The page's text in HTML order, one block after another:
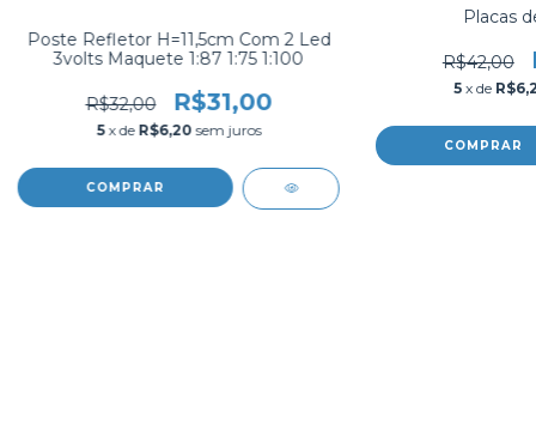
Poste Refletor H=11,5cm Com 2 Led
3volts Maquete 1:87 1:75 1:100
R$32,00 R$31,00
5 x de R$6,20 sem juros
COMPRAR
Placas
R$42,00
5 x de
COMPRAR